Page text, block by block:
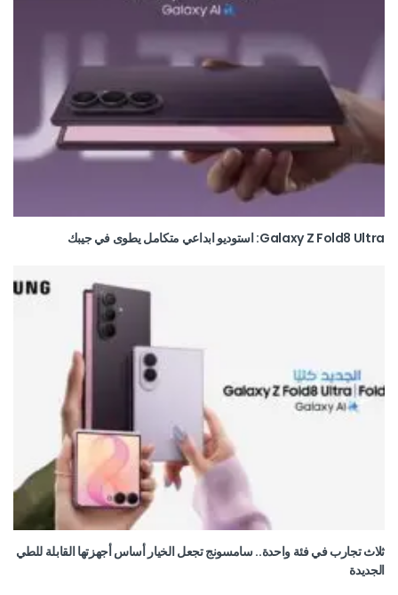
Galaxy Z Fold8 Ultra: استوديو ابداعي متكامل يطوى في جيبك
ثلاث تجارب في فئة واحدة.. سامسونج تجعل الخيار أساس أجهزتها القابلة للطي
الجديدة